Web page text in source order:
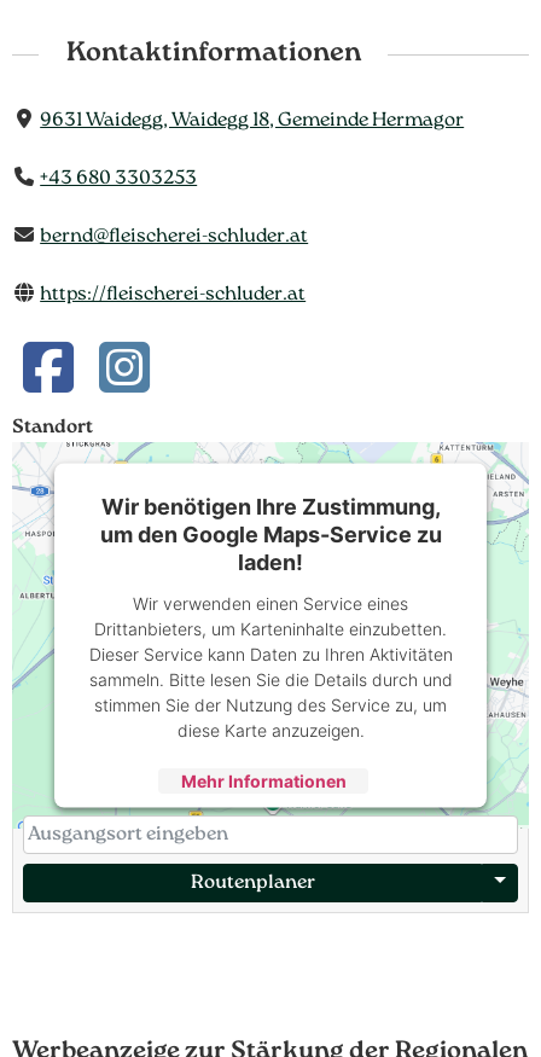
Kontaktinformationen
9631 Waidegg, Waidegg 18, Gemeinde Hermagor
+43 680 3303253
bernd@fleischerei-schluder.at
https://fleischerei-schluder.at
Standort
Wir benötigen Ihre Zustimmung,
um den Google Maps-Service zu
laden!
Wir verwenden einen Service eines
Drittanbieters, um Karteninhalte einzubetten.
Dieser Service kann Daten zu Ihren Aktivitäten
sammeln. Bitte lesen Sie die Details durch und
stimmen Sie der Nutzung des Service zu, um
diese Karte anzuzeigen.
Mehr Informationen
Akzeptieren
powered byUsercentrics Consent
Management Platform&
Routenplaner
Werbeanzeige zur Stärkung der Regionalen